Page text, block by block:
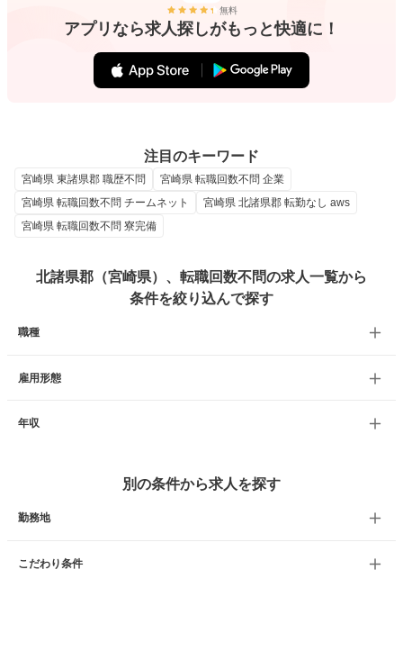
無料
アプリなら求人探しがもっと快適に！
注目のキーワード
宮崎県 東諸県郡 職歴不問
宮崎県 転職回数不問 企業
宮崎県 転職回数不問 チームネット
宮崎県 北諸県郡 転勤なし aws
宮崎県 転職回数不問 寮完備
北諸県郡（宮崎県）、転職回数不問の求人一覧から
条件を絞り込んで探す
職種
雇用形態
年収
別の条件から求人を探す
勤務地
こだわり条件